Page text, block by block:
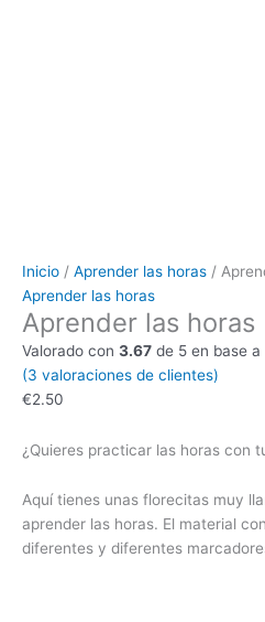
Inicio / Aprender las horas /
Aprender las horas
Aprender las horas
Valorado con 3.67 de 5 en base a
(3 valoraciones de clientes)
€2.50
¿Quieres practicar las horas con
Aquí tienes unas florecitas muy
aprender las horas. El material
diferentes y diferentes